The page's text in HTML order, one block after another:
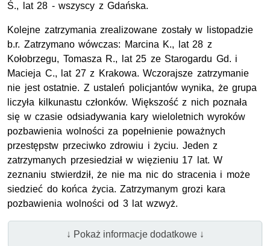
Ś., lat 28 - wszyscy z Gdańska.
Kolejne zatrzymania zrealizowane zostały w listopadzie
b.r. Zatrzymano wówczas: Marcina K., lat 28 z
Kołobrzegu, Tomasza R., lat 25 ze Starogardu Gd. i
Macieja C., lat 27 z Krakowa. Wczorajsze zatrzymanie
nie jest ostatnie. Z ustaleń policjantów wynika, że grupa
liczyła kilkunastu członków. Większość z nich poznała
się w czasie odsiadywania kary wieloletnich wyroków
pozbawienia wolności za popełnienie poważnych
przestępstw przeciwko zdrowiu i życiu. Jeden z
zatrzymanych przesiedział w więzieniu 17 lat. W
zeznaniu stwierdził, że nie ma nic do stracenia i może
siedzieć do końca życia. Zatrzymanym grozi kara
pozbawienia wolności od 3 lat wzwyż.
↓ Pokaż informacje dodatkowe ↓